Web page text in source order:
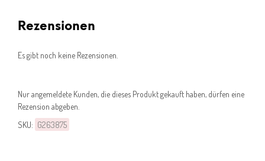
Rezensionen
Es gibt noch keine Rezensionen.
Nur angemeldete Kunden, die dieses Produkt gekauft haben, dürfen eine
Rezension abgeben.
SKU: G263875